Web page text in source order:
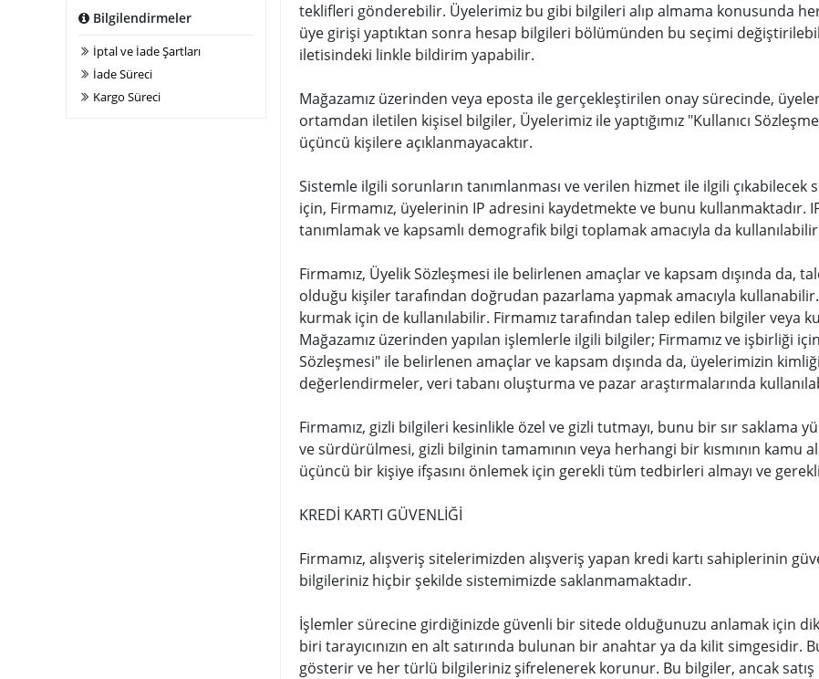
Bilgilendirmeler
İptal ve İade Şartları
İade Süreci
Kargo Süreci
teklifleri gönderebilir. Üyelerimiz bu gibi bilgileri alıp almama konusunda
üye girişi yaptıktan sonra hesap bilgileri bölümünden bu seçimi
iletisindeki linkle bildirim yapabilir.
Mağazamız üzerinden veya eposta ile gerçekleştirilen onay sürecinde,
ortamdan iletilen kişisel bilgiler, Üyelerimiz ile yaptığımız "Kullanıcı
üçüncü kişilere açıklanmayacaktır.
Sistemle ilgili sorunların tanımlanması ve verilen hizmet ile ilgili çıkabilecek
için, Firmamız, üyelerinin IP adresini kaydetmekte ve bunu kullanmaktadır.
tanımlamak ve kapsamlı demografik bilgi toplamak amacıyla da
Firmamız, Üyelik Sözleşmesi ile belirlenen amaçlar ve kapsam dışında da,
olduğu kişiler tarafından doğrudan pazarlama yapmak amacıyla
kurmak için de kullanılabilir. Firmamız tarafından talep edilen bilgiler veya
Mağazamız üzerinden yapılan işlemlerle ilgili bilgiler; Firmamız ve işbirliği
Sözleşmesi" ile belirlenen amaçlar ve kapsam dışında da, üyelerimizin
değerlendirmeler, veri tabanı oluşturma ve pazar araştırmalarında
Firmamız, gizli bilgileri kesinlikle özel ve gizli tutmayı, bunu bir sır saklama
ve sürdürülmesi, gizli bilginin tamamının veya herhangi bir kısmının kamu
üçüncü bir kişiye ifşasını önlemek için gerekli tüm tedbirleri almayı ve
KREDİ KARTI GÜVENLİĞİ
Firmamız, alışveriş sitelerimizden alışveriş yapan kredi kartı sahiplerinin
bilgileriniz hiçbir şekilde sistemimizde saklanmamaktadır.
İşlemler sürecine girdiğinizde güvenli bir sitede olduğunuzu anlamak için
biri tarayıcınızın en alt satırında bulunan bir anahtar ya da kilit
gösterir ve her türlü bilgileriniz şifrelenerek korunur. Bu bilgiler, ancak